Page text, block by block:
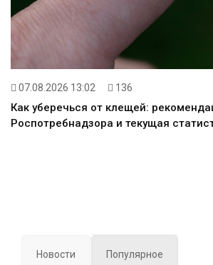
07.08.2026 13:02 136
Как уберечься от клещей:
Роспотребнадзора и текущая
Новости Популярное